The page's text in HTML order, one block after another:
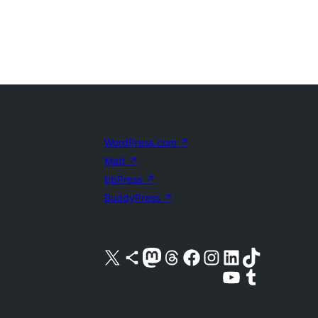
WordPress.com ↗
Matt ↗
bbPress ↗
BuddyPress ↗
Kunjungi akun X (sebelumnya Twitter) kamiVisit our Bluesky account
Kunjungi akun Mastodon kamiVisit our Threads account
Kunjungi halaman Facebook kamiKunjungi akun Instagram kamiKunjungi akun LinkedIn kamiVisit our TikTok account
Kunjungi channel YouTube kamiVisit our Tumblr account